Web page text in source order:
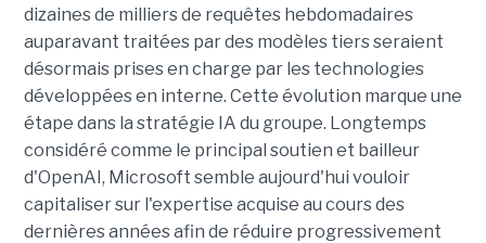
dizaines de milliers de requêtes hebdomadaires
auparavant traitées par des modèles tiers seraient
désormais prises en charge par les technologies
développées en interne. Cette évolution marque une
étape dans la stratégie IA du groupe. Longtemps
considéré comme le principal soutien et bailleur
d'OpenAI, Microsoft semble aujourd'hui vouloir
capitaliser sur l'expertise acquise au cours des
dernières années afin de réduire progressivement